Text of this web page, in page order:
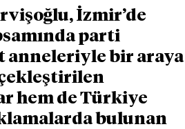
İzmir’de
parti
anneleriyle bir araya
hem de Türkiye
bulunan